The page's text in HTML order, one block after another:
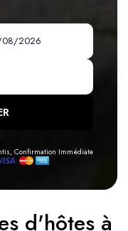
Confirmation Immédiate
d'hôtes à